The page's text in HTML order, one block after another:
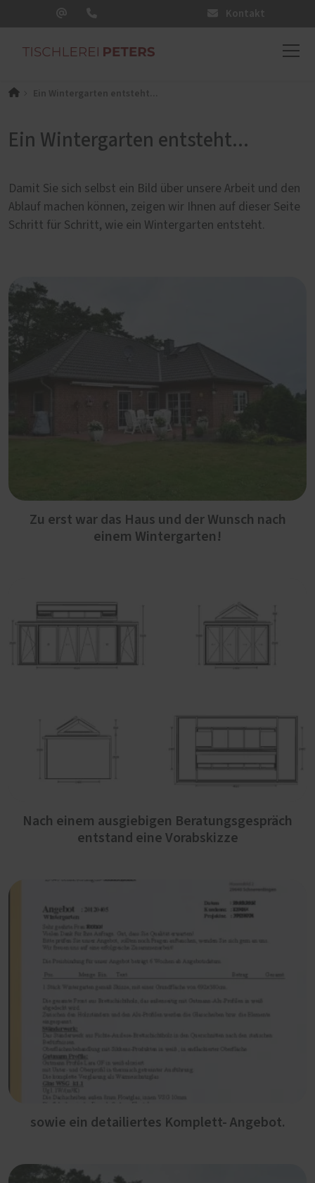
Kontakt
Ein Wintergarten entsteht...
Ein Wintergarten entsteht...
Damit Sie sich selbst ein Bild über unsere Arbeit und den
Ablauf machen können, zeigen wir Ihnen auf dieser Seite
Schritt für Schritt, wie ein Wintergarten entsteht.
Zu erst war das Haus und der Wunsch nach
einem Wintergarten!
Nach einem ausgiebigen Beratungsgespräch
entstand eine Vorabskizze
sowie ein detailiertes Komplett- Angebot.